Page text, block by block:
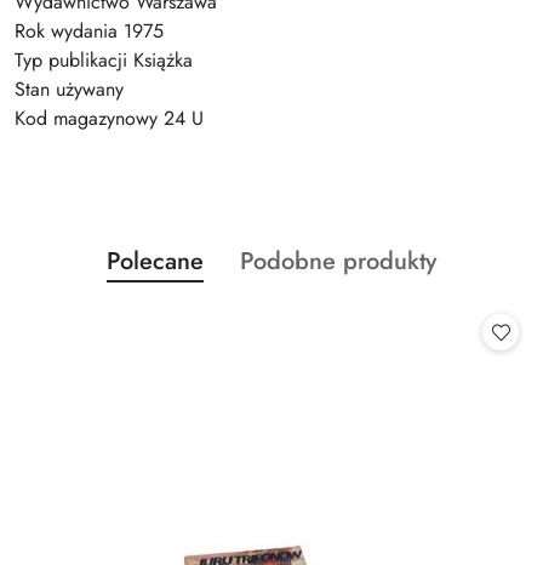
Rok wydania 1975
Typ publikacji Książka
Stan używany
Kod magazynowy 24 U
Pomiń karuzelę produktów
Produkty
o
Polecane
Produkty
Podobne produkty